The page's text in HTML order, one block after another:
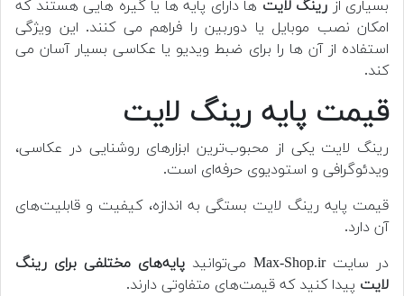
بسیاری از رینگ لایت ها دارای پایه ها یا گیره هایی هستند که
امکان نصب موبایل یا دوربین را فراهم می کنند. این ویژگی
استفاده از آن ها را برای ضبط ویدیو یا عکاسی بسیار آسان می
کند.
قیمت پایه رینگ لایت
رینگ لایت یکی از محبوب‌ترین ابزارهای روشنایی در عکاسی،
ویدئوگرافی و استودیوی حرفه‌ای است.
قیمت پایه رینگ لایت بستگی به اندازه، کیفیت و قابلیت‌های
آن دارد.
در سایت Max-Shop.ir می‌توانید
پایه‌های مختلفی برای رینگ
لایت پیدا کنید که قیمت‌های متفاوتی دارند.